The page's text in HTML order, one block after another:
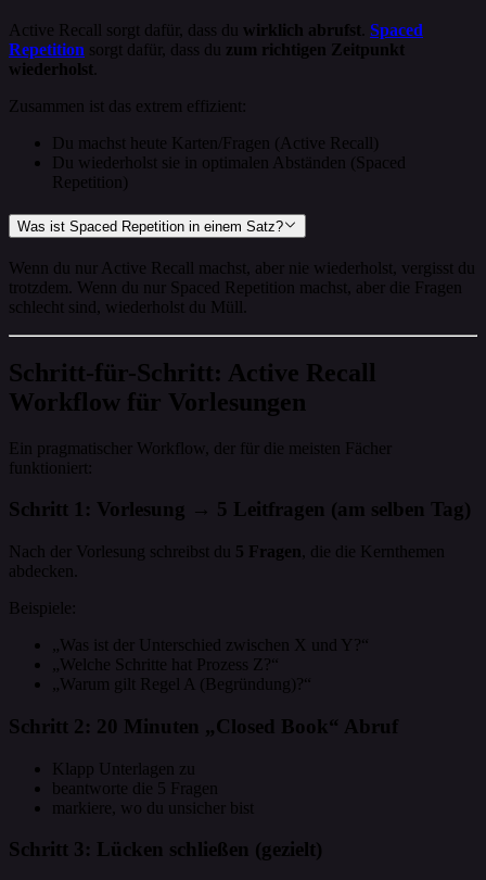
Active Recall sorgt dafür, dass du wirklich abrufst Spaced
Repetition sorgt dafür, dass du zum richtigen Zeitpunkt
wiederholst
Zusammen ist das extrem effizient:
Du machst heute Karten/Fragen (Active Recall)
Du wiederholst sie in optimalen Abständen (Spaced
Repetition)
Was ist Spaced Repetition in einem Satz?
Wenn du nur Active Recall machst, aber nie wiederholst, vergisst du
trotzdem. Wenn du nur Spaced Repetition machst, aber die Fragen
schlecht sind, wiederholst du Müll.
Schritt-für-Schritt: Active Recall
Workflow für Vorlesungen
Ein pragmatischer Workflow, der für die meisten Fächer
funktioniert:
Schritt 1: Vorlesung → 5 Leitfragen (am selben Tag)
Nach der Vorlesung schreibst du 5 Fragen, die die Kernthemen
abdecken.
Beispiele:
„Was ist der Unterschied zwischen X und Y?“
„Welche Schritte hat Prozess Z?“
„Warum gilt Regel A (Begründung)?“
Schritt 2: 20 Minuten „Closed Book“ Abruf
Klapp Unterlagen zu
beantworte die 5 Fragen
markiere, wo du unsicher bist
Schritt 3: Lücken schließen (gezielt)